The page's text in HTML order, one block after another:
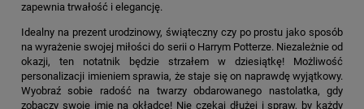
zapewnia trwałość i elegancję.
Idealny na prezent urodzinowy, świąteczny czy po prostu jako sposób
na wyrażenie swojej miłości do serii o Harrym Potterze. Niezależnie od
okazji, ten notatnik będzie strzałem w dziesiątkę! Możliwość
personalizacji imieniem sprawia, że staje się on naprawdę wyjątkowy.
Wyobraź sobie radość na twarzy obdarowanego nastolatka, gdy
zobaczy swoje imię na okładce! Nie czekaj dłużej i spraw, by każdy